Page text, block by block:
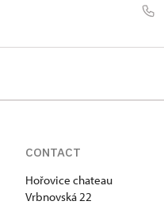
CONTACT
Hořovice chateau
Vrbnovská 22